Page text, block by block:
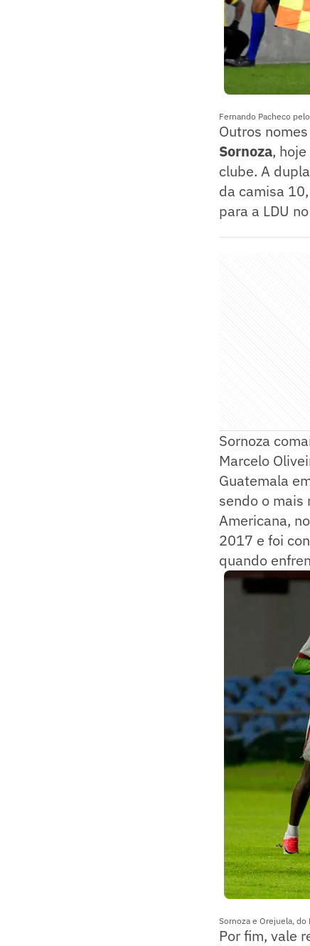
Fernando Pacheco
Outros
Sornoza,
clube. A
da camisa
para a LDU
Sornoza
Marcelo
Guatemala
sendo o mais
Americana,
2017 e foi
quando
Sornoza e Orejuela,
Por fim, vale